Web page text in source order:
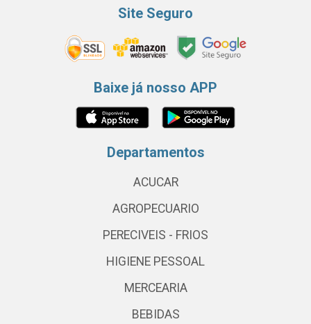
Site Seguro
Baixe já nosso APP
Departamentos
ACUCAR
AGROPECUARIO
PERECIVEIS - FRIOS
HIGIENE PESSOAL
MERCEARIA
BEBIDAS